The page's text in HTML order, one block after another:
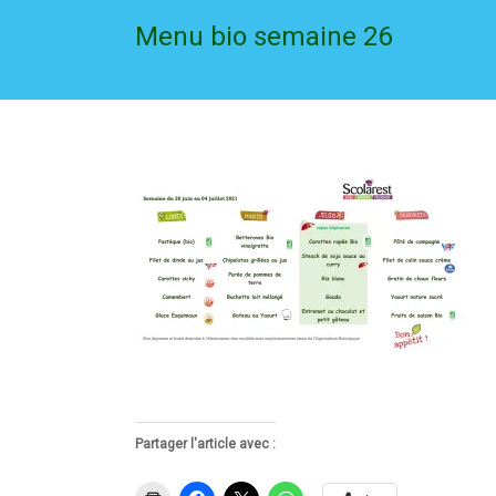
Menu bio semaine 26
Partager l'article avec :